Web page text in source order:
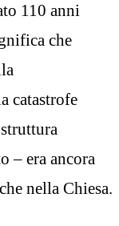
110 anni
che
catastrofe
– era ancora
nella Chiesa.